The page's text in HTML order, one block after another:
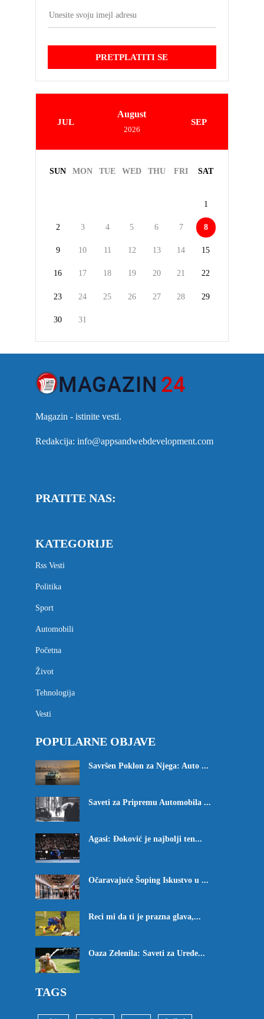
PRETPLATITI SE
JUL
August
2026
SEP
SUN MON TUE WED THU FRI SAT
1
2 3 4 5 6 7 8
9 10 11 12 13 14 15
16 17 18 19 20 21 22
23 24 25 26 27 28 29
30 31
Magazin - istinite vesti.
Redakcija: info@appsandwebdevelopment.com
PRATITE NAS:
KATEGORIJE
Rss Vesti
Politika
Sport
Automobili
Početna
Život
Tehnologija
Vesti
POPULARNE OBJAVE
Savršen Poklon za Njega: Auto ...
Saveti za Pripremu Automobila ...
Agasi: Đoković je najbolji ten...
Očaravajuće Šoping Iskustvo u ...
Reci mi da ti je prazna glava,...
Oaza Zelenila: Saveti za Uređe...
TAGS